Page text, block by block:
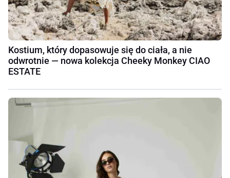
Kostium, który dopasowuje się do ciała, a nie
odwrotnie — nowa kolekcja Cheeky Monkey CIAO
ESTATE